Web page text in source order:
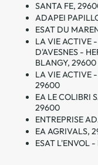
SANTA FE,
ADAPEI
ESAT DU
LA VIE ACTIVE -
D'AVESNES -
BLANGY, 29600
LA VIE ACTIVE -
29600
EA LE COLIBRI
29600
ENTREPRISE
EA AGRIVALS,
ESAT L'ENVOL